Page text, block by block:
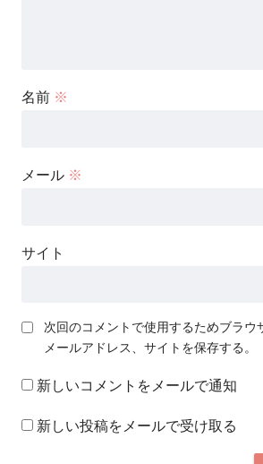
名前 ※
メール ※
サイト
次回のコメントで使用するためブラウ
メールアドレス、サイトを保存する。
新しいコメントをメールで通知
新しい投稿をメールで受け取る